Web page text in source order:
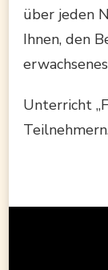
über jeden
Ihnen, den
Unterricht